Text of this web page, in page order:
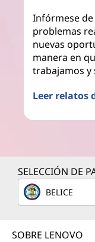
Infórmese
problemas
nuevas
manera en
trabajamos y
Leer relatos
SELECCIÓN DE
BELICE
SOBRE LENOVO